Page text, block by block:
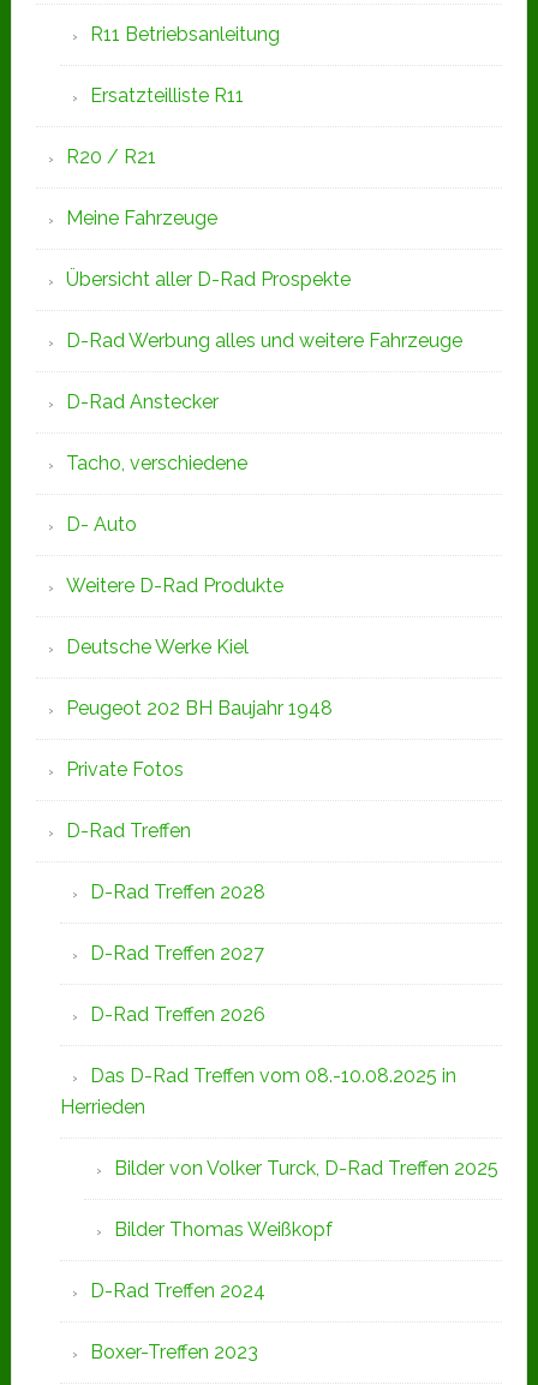
R11 Betriebsanleitung
Ersatzteilliste R11
R20 / R21
Meine Fahrzeuge
Übersicht aller D-Rad Prospekte
D-Rad Werbung alles und weitere Fahrzeuge
D-Rad Anstecker
Tacho, verschiedene
D- Auto
Weitere D-Rad Produkte
Deutsche Werke Kiel
Peugeot 202 BH Baujahr 1948
Private Fotos
D-Rad Treffen
D-Rad Treffen 2028
D-Rad Treffen 2027
D-Rad Treffen 2026
Das D-Rad Treffen vom 08.-10.08.2025 in
Herrieden
Bilder von Volker Turck, D-Rad Treffen 2025
Bilder Thomas Weißkopf
D-Rad Treffen 2024
Boxer-Treffen 2023